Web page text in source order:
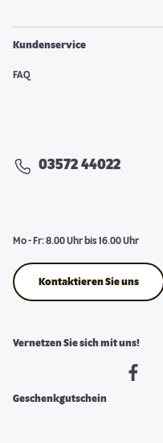
Kundenservice
FAQ
03572 44022
Mo - Fr: 8.00 Uhr bis 16.00 Uhr
Kontaktieren Sie uns
Vernetzen Sie sich mit uns!
Geschenkgutschein